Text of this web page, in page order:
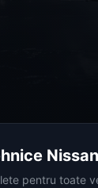
pentru toate